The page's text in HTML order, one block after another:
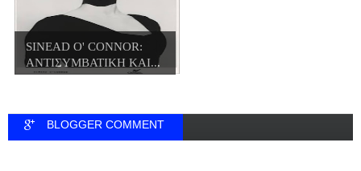
SINEAD O' CONNOR:
ΑΝΤΙΣΥΜΒΑΤΙΚΗ ΚΑΙ...
BLOGGER COMMENT